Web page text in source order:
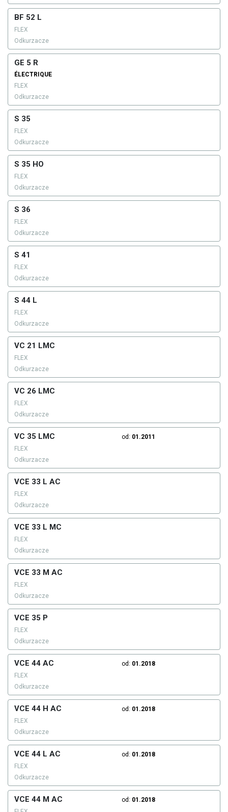
BF 52 L
FLEX
Odkurzacze
GE 5 R
ÉLECTRIQUE
FLEX
Odkurzacze
S 35
FLEX
Odkurzacze
S 35 HO
FLEX
Odkurzacze
S 36
FLEX
Odkurzacze
S 41
FLEX
Odkurzacze
S 44 L
FLEX
Odkurzacze
VC 21 LMC
FLEX
Odkurzacze
VC 26 LMC
FLEX
Odkurzacze
VC 35 LMC od: 01.2011
FLEX
Odkurzacze
VCE 33 L AC
FLEX
Odkurzacze
VCE 33 L MC
FLEX
Odkurzacze
VCE 33 M AC
FLEX
Odkurzacze
VCE 35 P
FLEX
Odkurzacze
VCE 44 AC od: 01.2018
FLEX
Odkurzacze
VCE 44 H AC od: 01.2018
FLEX
Odkurzacze
VCE 44 L AC od: 01.2018
FLEX
Odkurzacze
VCE 44 M AC od: 01.2018